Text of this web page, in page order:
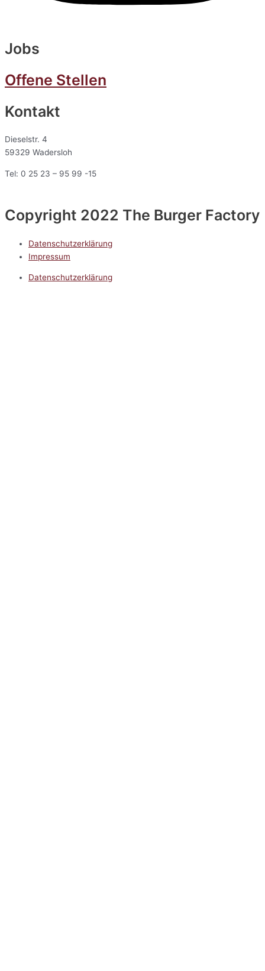
Jobs
Offene Stellen
Kontakt
Dieselstr. 4
59329 Wadersloh
Tel: 0 25 23 – 95 99 -15
Copyright 2022 The Burger Factory
Datenschutzerklärung
Impressum
Datenschutzerklärung